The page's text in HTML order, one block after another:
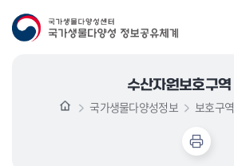
수산자원보호구역
국가생물다양성정보 보호구역